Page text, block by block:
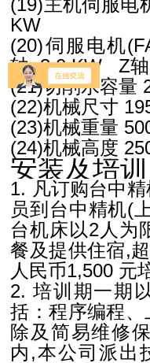
(19)主机伺服电
KW
(20)伺服电机
轴: 3.0 KW
Z
(21)切削水容量
(22)机械尺寸
(23)机械重量
(24)机械高度
安装及培训
1. 凡订购台中
员到台中精机(上
台机床以2人为
餐及提供住宿,
人民币1,500 元
2. 培训期一期
括：程序编程、
除及简易维修
内,本公司派出